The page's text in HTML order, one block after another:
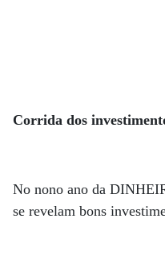
Corrida dos
No nono ano da
se revelam bons